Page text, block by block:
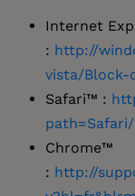
Internet
: http://
vista/Block-
Safari™ :
Chrome™
: http://